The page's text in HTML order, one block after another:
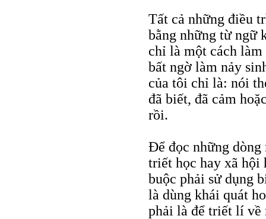
Tất cả những điều
bằng những từ ngữ
chỉ là một cách
bất ngờ làm nảy
của tôi chỉ là: nói
đã biết, đã cảm
rồi.
Để đọc những dòng
triết học hay xã hội
buộc phải sử dụng
là dùng khái quát
phải là để triết lí về